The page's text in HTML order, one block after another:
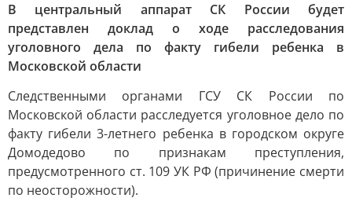
В центральный аппарат СК России будет
представлен доклад о ходе расследования
уголовного дела по факту гибели ребенка в
Московской области
Следственными органами ГСУ СК России по
Московской области расследуется уголовное дело по
факту гибели 3-летнего ребенка в городском округе
Домодедово по признакам преступления,
предусмотренного ст. 109 УК РФ (причинение смерти
по неосторожности).